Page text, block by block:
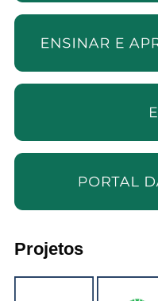
Projetos